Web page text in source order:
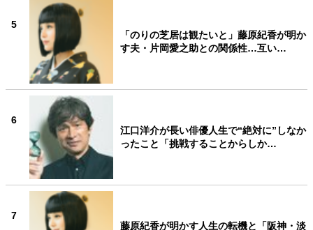
5
「のりの芝居は観たいと」藤原紀香が明か
す夫・片岡愛之助との関係性…互い…
6
江口洋介が長い俳優人生で“絶対に”しなか
ったこと「挑戦することからしか…
7
藤原紀香が明かす人生の転機と「阪神・淡